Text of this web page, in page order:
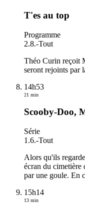
T'es au top
Programme
2.8.-Tout
Théo Curin reçoit
seront rejoints par
14h53
21 min
Scooby-Doo,
Série
1.6.-Tout
Alors qu'ils
écran du cimetière
par une goule. En
15h14
13 min